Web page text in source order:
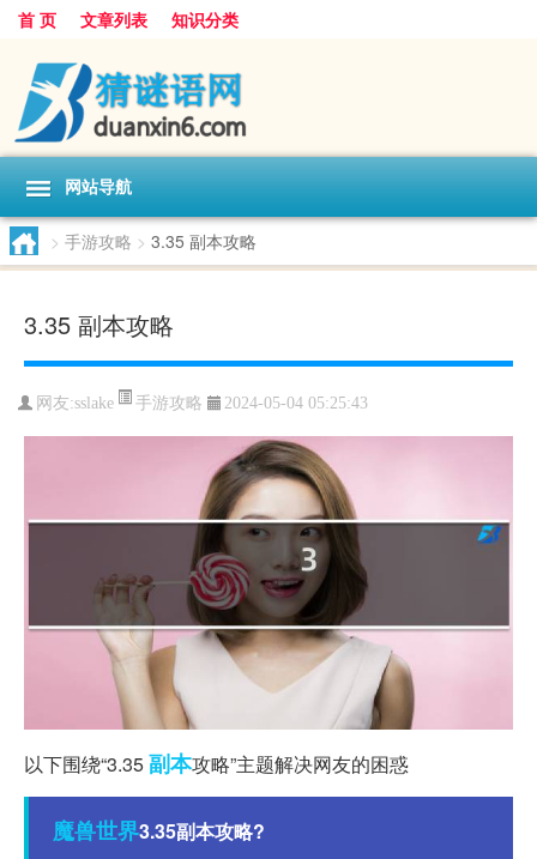
首 页 文章列表 知识分类
网站导航
> 手游攻略 > 3.35 副本攻略
3.35 副本攻略
网友:sslake 手游攻略 2024-05-04 05:25:43
以下围绕“3.35副本攻略”主题解决网友的困惑
魔兽世界3.35副本攻略?